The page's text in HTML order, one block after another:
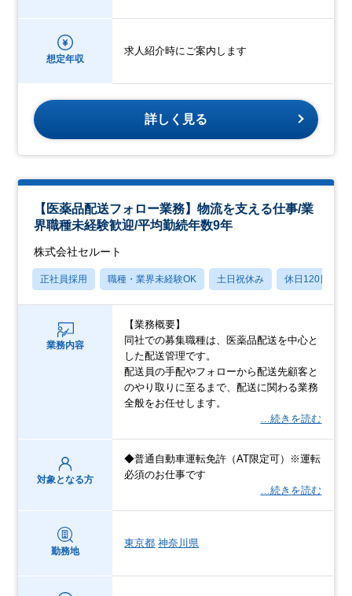
想定年収
求人紹介時にご案内します
詳しく見る
【医薬品配送フォロー業務】物流を支える仕事/業
界職種未経験歓迎/平均勤続年数9年
株式会社セルート
正社員採用 職種・業界未経験OK 土日祝休み 休日120日以上
業務内容
【業務概要】
同社での募集職種は、医薬品配送を中心と
した配送管理です。
配送員の手配やフォローから配送先顧客と
のやり取りに至るまで、配送に関わる業務
全般をお任せします。
…続きを読む
対象となる方
◆普通自動車運転免許（AT限定可）※運転
必須のお仕事です
…続きを読む
勤務地
東京都 神奈川県